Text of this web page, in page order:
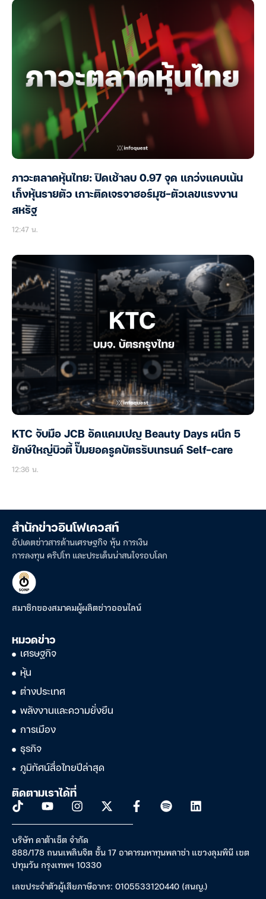
ภาวะตลาดหุ้นไทย: ปิดเช้าลบ 0.97 จุด แกว่งแคบเน้น
เก็งหุ้นรายตัว เกาะติดเจรจาฮอร์มุซ-ตัวเลขแรงงาน
สหรัฐ
12:47 น.
KTC จับมือ JCB อัดแคมเปญ Beauty Days ผนึก 5
ยักษ์ใหญ่บิวตี้ ปั๊มยอดรูดบัตรรับเทรนด์ Self-care
12:36 น.
สำนักข่าวอินโฟเควสท์
อัปเดตข่าวสารด้านเศรษฐกิจ หุ้น การเงิน
การลงทุน คริปโท และประเด็นน่าสนใจรอบโลก
สมาชิกของสมาคมผู้ผลิตข่าวออนไลน์
หมวดข่าว
เศรษฐกิจ
หุ้น
ต่างประเทศ
พลังงานและความยั่งยืน
การเมือง
ธุรกิจ
ภูมิทัศน์สื่อไทยปีล่าสุด
ติดตามเราได้ที่
บริษัท ดาต้าเซ็ต จำกัด
888/178 ถนนเพลินจิต ชั้น 17 อาคารมหาทุนพลาซ่า แขวงลุมพินี เขต
ปทุมวัน กรุงเทพฯ 10330
เลขประจำตัวผู้เสียภาษีอากร: 0105533120440 (สนญ.)